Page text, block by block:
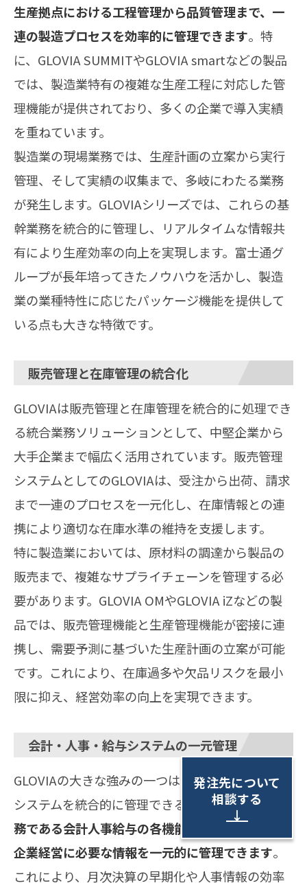
生産拠点における工程管理から品質管理まで、一
連の製造プロセスを効率的に管理できます。特
に、GLOVIA SUMMITやGLOVIA smartなどの製品
では、製造業特有の複雑な生産工程に対応した管
理機能が提供されており、多くの企業で導入実績
を重ねています。
製造業の現場業務では、生産計画の立案から実行
管理、そして実績の収集まで、多岐にわたる業務
が発生します。GLOVIAシリーズでは、これらの基
幹業務を統合的に管理し、リアルタイムな情報共
有により生産効率の向上を実現します。富士通グ
ループが長年培ってきたノウハウを活かし、製造
業の業種特性に応じたパッケージ機能を提供して
いる点も大きな特徴です。
販売管理と在庫管理の統合化
GLOVIAは販売管理と在庫管理を統合的に処理でき
る統合業務ソリューションとして、中堅企業から
大手企業まで幅広く活用されています。販売管理
システムとしてのGLOVIAは、受注から出荷、請求
まで一連のプロセスを一元化し、在庫情報との連
携により適切な在庫水準の維持を支援します。
特に製造業においては、原材料の調達から製品の
販売まで、複雑なサプライチェーンを管理する必
要があります。GLOVIA OMやGLOVIA iZなどの製
品では、販売管理機能と生産管理機能が密接に連
携し、需要予測に基づいた生産計画の立案が可能
です。これにより、在庫過多や欠品リスクを最小
限に抑え、経営効率の向上を実現できます。
会計・人事・給与システムの一元管理
GLOVIAの大きな強みの一つは、会計・人事・給与
システムを統合的に管理できる点です。基幹系業
務である会計人事給与の各機能が緊密に連携し、
企業経営に必要な情報を一元的に管理できます。
これにより、月次決算の早期化や人事情報の効率
発注先について
相談する
↓